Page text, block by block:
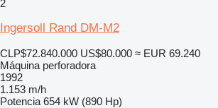
2
Ingersoll Rand DM-M2
CLP$72.840.000 US$80.000 ≈ EUR 69.240
Máquina perforadora
1992
1.153 m/h
Potencia 654 kW (890 Hp)